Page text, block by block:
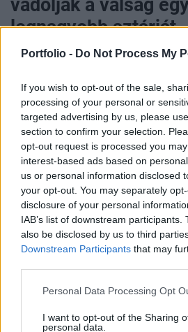
Portfolio - Do Not Process My
If you wish to opt-out of the sale,
processing of your personal or
targeted advertising by us, please
section to confirm your selection.
opt-out request is processed you
interest-based ads based on
us or personal information disclosed
your opt-out. You may separately
disclosure of your personal
IAB’s list of downstream
also be disclosed by us to third
Downstream Participants that may
Personal Data Processing Opt
I want to opt-out of the Sharing
personal data.
vádolják a válság
legnagyobb sztárját
A válság során hatalmasakat
folyamatosan egyik
hedge fund guru, Philip
is vádat emelt az amerikai
SEC. Falcone-t többek között
a befektetők pénzéből saját
kivételezett egyes
manipulált alapjával -
A 2008-as válságban egyik
alapjával, a Harbinger Capitallel. A